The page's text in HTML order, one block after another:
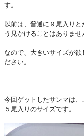
す。
以前は、普通に９尾入り
う見かけることはありませ
なので、大きいサイズが欲
ださい。
今回ゲットしたサンマは、
５尾入りのサイズです。